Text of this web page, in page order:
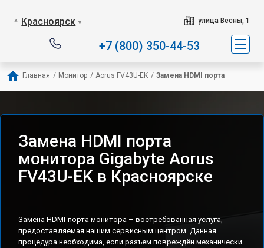
Красноярск ▼ улица Весны, 1
+7 (800) 350-44-53
Главная / Монитор / Aorus FV43U-EK / Замена HDMI порта
Замена HDMI порта
монитора Gigabyte Aorus
FV43U-EK в Красноярске
Замена HDMI-порта монитора – востребованная услуга,
предоставляемая нашим сервисным центром. Данная
процедура необходима, если разъем повреждён механически